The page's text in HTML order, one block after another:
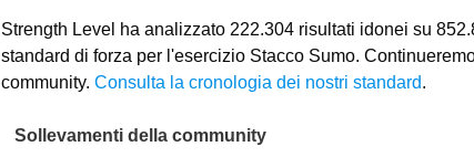
Strength Level ha analizzato 222.304 risultati idonei su
standard di forza per l'esercizio Stacco Sumo.
community. Consulta la cronologia dei nostri standard.
Sollevamenti della community